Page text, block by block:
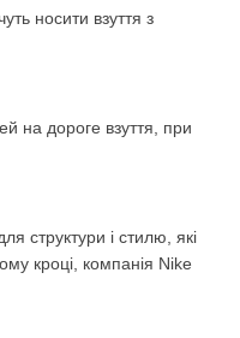
носити взуття з
на дороге взуття, при
структури і стилю, які
кроці, компанія Nike